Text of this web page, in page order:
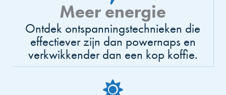
Meer energie
Ontdek ontspanningstechnieken die
effectiever zijn dan powernaps en
verkwikkender dan een kop koffie.